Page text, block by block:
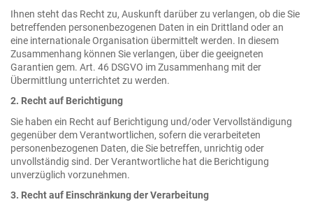
Ihnen steht das Recht zu, Auskunft darüber zu verlangen, ob die Sie
betreffenden personenbezogenen Daten in ein Drittland oder an
eine internationale Organisation übermittelt werden. In diesem
Zusammenhang können Sie verlangen, über die geeigneten
Garantien gem. Art. 46 DSGVO im Zusammenhang mit der
Übermittlung unterrichtet zu werden.
2. Recht auf Berichtigung
Sie haben ein Recht auf Berichtigung und/oder Vervollständigung
gegenüber dem Verantwortlichen, sofern die verarbeiteten
personenbezogenen Daten, die Sie betreffen, unrichtig oder
unvollständig sind. Der Verantwortliche hat die Berichtigung
unverzüglich vorzunehmen.
3. Recht auf Einschränkung der Verarbeitung